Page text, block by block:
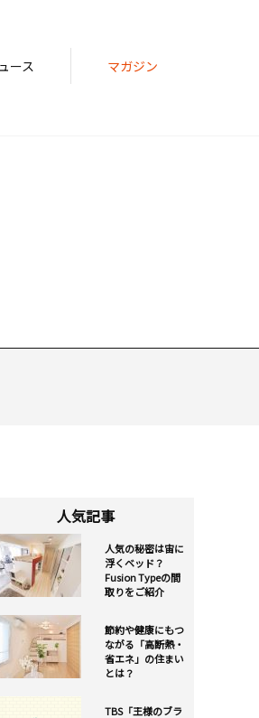
ース マガジン
人気記事
人気の秘密は宙に
浮くベッド？
Fusion Typeの間
取りをご紹介
節約や健康にもつ
ながる「高断熱・
省エネ」の住まい
とは？
TBS「王様のブラ